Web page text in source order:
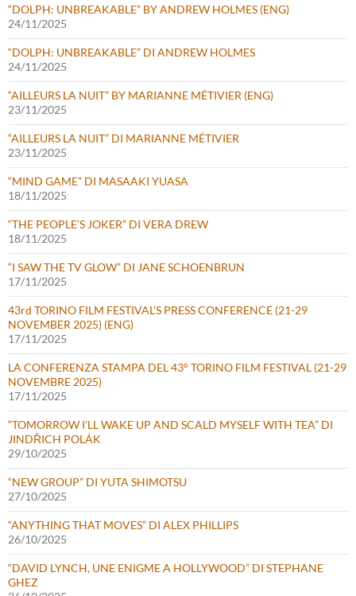
“DOLPH: UNBREAKABLE” BY ANDREW HOLMES (ENG)
24/11/2025
“DOLPH: UNBREAKABLE” DI ANDREW HOLMES
24/11/2025
“AILLEURS LA NUIT” BY MARIANNE MÉTIVIER (ENG)
23/11/2025
“AILLEURS LA NUIT” DI MARIANNE MÉTIVIER
23/11/2025
“MIND GAME” DI MASAAKI YUASA
18/11/2025
“THE PEOPLE’S JOKER” DI VERA DREW
18/11/2025
“I SAW THE TV GLOW” DI JANE SCHOENBRUN
17/11/2025
43rd TORINO FILM FESTIVAL’S PRESS CONFERENCE (21-29
NOVEMBER 2025) (ENG)
17/11/2025
LA CONFERENZA STAMPA DEL 43° TORINO FILM FESTIVAL (21-29
NOVEMBRE 2025)
17/11/2025
“TOMORROW I’LL WAKE UP AND SCALD MYSELF WITH TEA” DI
JINDŘICH POLÁK
29/10/2025
“NEW GROUP” DI YUTA SHIMOTSU
27/10/2025
“ANYTHING THAT MOVES” DI ALEX PHILLIPS
26/10/2025
“DAVID LYNCH, UNE ENIGME A HOLLYWOOD” DI STEPHANE
GHEZ